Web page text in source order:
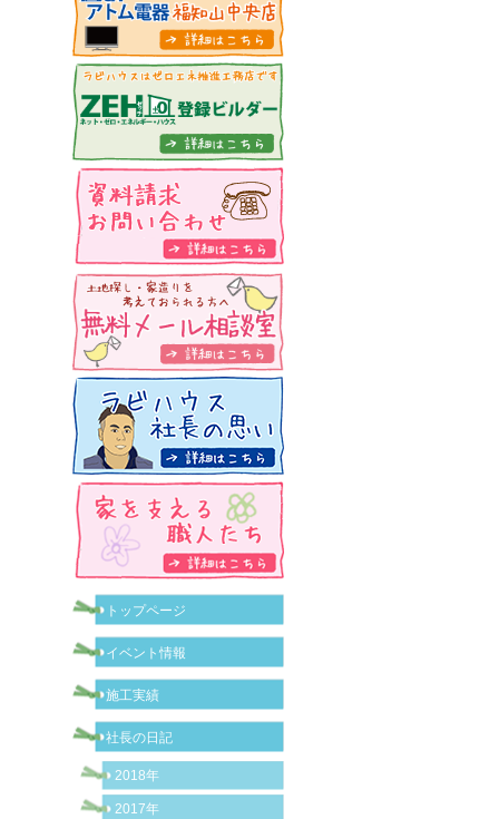
トップページ
イベント情報
施工実績
社長の日記
2018年
2017年